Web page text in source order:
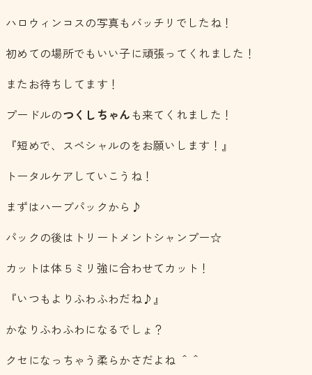
ハロウィンコスの写真もバッチリでしたね！
初めての場所でもいい子に頑張ってくれました！
またお待ちしてます！
プードルのつくしちゃんも来てくれました！
『短めで、スペシャルのをお願いします！』
トータルケアしていこうね！
まずはハーブパックから♪
パックの後はトリートメントシャンプー☆
カットは体５ミリ強に合わせてカット！
『いつもよりふわふわだね♪』
かなりふわふわになるでしょ？
クセになっちゃう柔らかさだよね ＾＾